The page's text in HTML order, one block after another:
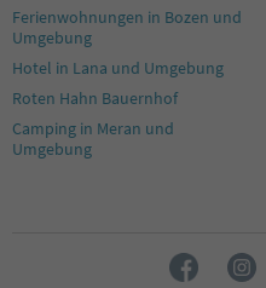
16
17
18
19
20
21
Ferienwohnungen in Bozen und
Umgebung
Hotel in Lana und Umgebung
Roten Hahn Bauernhof
Camping in Meran und
Umgebung